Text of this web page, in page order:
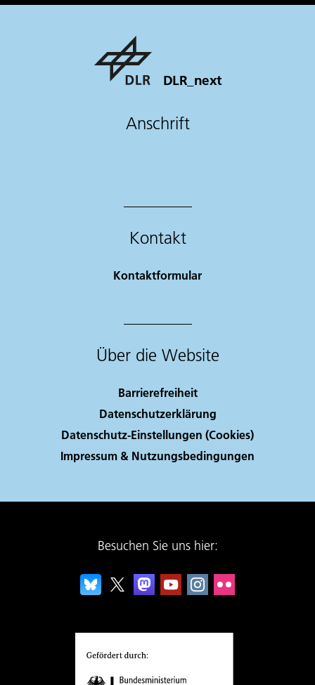
DLR_next
Anschrift
Kontakt
Kontaktformular
Über die Website
Barrierefreiheit
Datenschutzerklärung
Datenschutz-Einstellungen (Cookies)
Impressum & Nutzungsbedingungen
Besuchen Sie uns hier: